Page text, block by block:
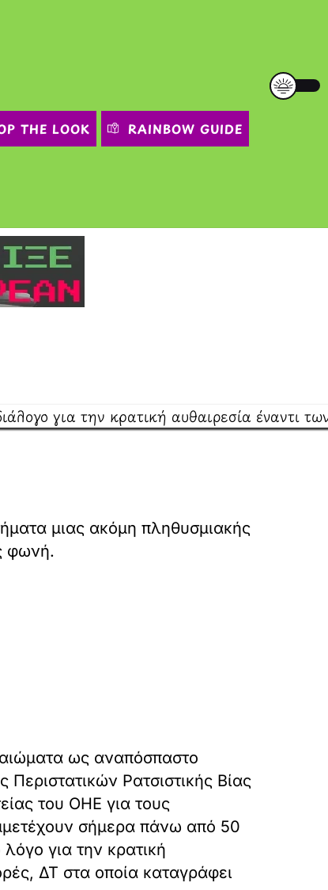
THE LOOK RAINBOW GUIDE
μιας ακόμη πληθυσμιακής
φωνή.
ως αναπόσπαστο
Ρατσιστικής Βίας
του ΟΗΕ για τους
σήμερα πάνω από 50
για την κρατική
ΔΤ στα οποία καταγράφει